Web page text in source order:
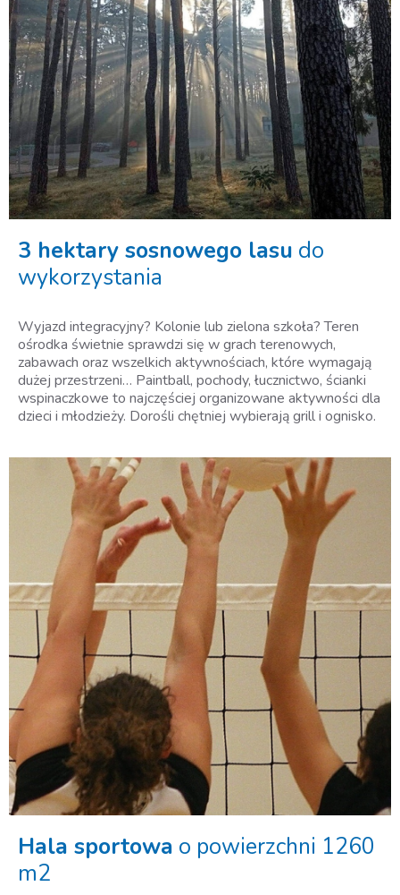
3 hektary sosnowego lasu do
wykorzystania
Wyjazd integracyjny? Kolonie lub zielona szkoła? Teren
ośrodka świetnie sprawdzi się w grach terenowych,
zabawach oraz wszelkich aktywnościach, które wymagają
dużej przestrzeni… Paintball, pochody, łucznictwo, ścianki
wspinaczkowe to najczęściej organizowane aktywności dla
dzieci i młodzieży. Dorośli chętniej wybierają grill i ognisko.
Hala sportowa o powierzchni 1260
m2